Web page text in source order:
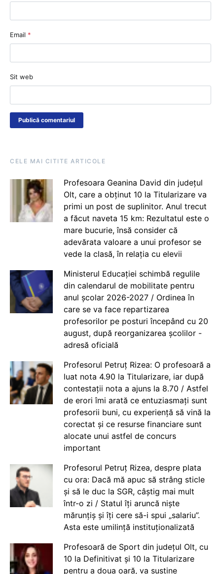
Email *
Sit web
CELE MAI CITITE ARTICOLE
Profesoara Geanina David din județul
Olt, care a obținut 10 la Titularizare va
primi un post de suplinitor. Anul trecut
a făcut naveta 15 km: Rezultatul este o
mare bucurie, însă consider că
adevărata valoare a unui profesor se
vede la clasă, în relația cu elevii
Ministerul Educației schimbă regulile
din calendarul de mobilitate pentru
anul școlar 2026-2027 / Ordinea în
care se va face repartizarea
profesorilor pe posturi începând cu 20
august, după reorganizarea școlilor -
adresă oficială
Profesorul Petruț Rizea: O profesoară a
luat nota 4.90 la Titularizare, iar după
contestații nota a ajuns la 8.70 / Astfel
de erori îmi arată ce entuziasmați sunt
profesorii buni, cu experiență să vină la
corectat și ce resurse financiare sunt
alocate unui astfel de concurs
important
Profesorul Petruț Rizea, despre plata
cu ora: Dacă mă apuc să strâng sticle
și să le duc la SGR, câștig mai mult
într-o zi / Statul îți aruncă niște
mărunțiș și îți cere să-i spui „salariu”.
Asta este umilință instituționalizată
Profesoară de Sport din județul Olt, cu
10 la Definitivat și 10 la Titularizare
pentru a doua oară, va susține